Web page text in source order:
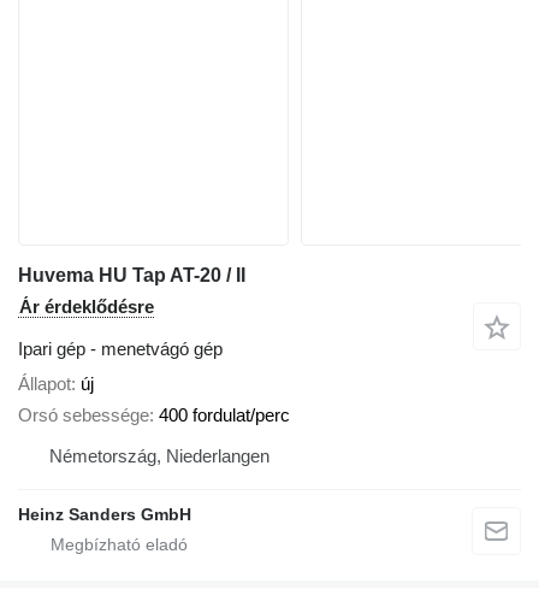
Huvema HU Tap AT-20 / II
Ár érdeklődésre
Ipari gép - menetvágó gép
Állapot új
Orsó sebessége 400 fordulat/perc
Németország, Niederlangen
Heinz Sanders GmbH